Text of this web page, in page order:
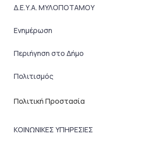
Δ.Ε.Υ.Α. ΜΥΛΟΠΟΤΑΜΟΥ
Ενημέρωση
Περιήγηση στο Δήμο
Πολιτισμός
Πολιτική Προστασία
ΚΟΙΝΩΝΙΚΕΣ ΥΠΗΡΕΣΙΕΣ